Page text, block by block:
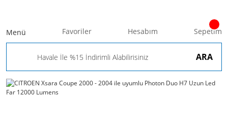
ARA
Menü Favoriler Hesabım Sepetim